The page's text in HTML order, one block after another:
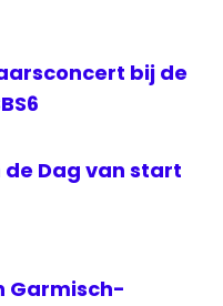
bij de
de Dag van start
Garmisch-